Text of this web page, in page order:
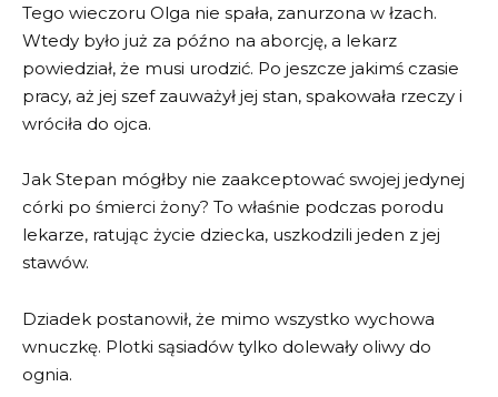
Tego wieczoru Olga nie spała, zanurzona w łzach.
Wtedy było już za późno na aborcję, a lekarz
powiedział, że musi urodzić. Po jeszcze jakimś czasie
pracy, aż jej szef zauważył jej stan, spakowała rzeczy i
wróciła do ojca.
Jak Stepan mógłby nie zaakceptować swojej jedynej
córki po śmierci żony? To właśnie podczas porodu
lekarze, ratując życie dziecka, uszkodzili jeden z jej
stawów.
Dziadek postanowił, że mimo wszystko wychowa
wnuczkę. Plotki sąsiadów tylko dolewały oliwy do
ognia.